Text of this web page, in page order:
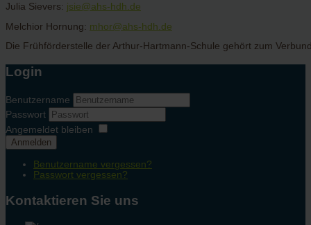
Julia Sievers: jsie@ahs-hdh.de
Melchior Hornung: mhor@ahs-hdh.de
Die Frühförderstelle der Arthur-Hartmann-Schule gehört zum
Login
Benutzername
Passwort
Angemeldet bleiben
Anmelden
Benutzername vergessen?
Passwort vergessen?
Kontaktieren Sie uns